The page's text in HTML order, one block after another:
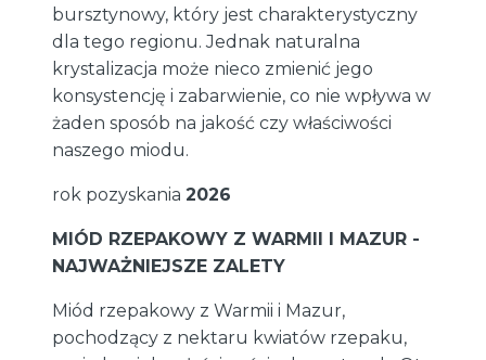
bursztynowy, który jest charakterystyczny
dla tego regionu. Jednak naturalna
krystalizacja może nieco zmienić jego
konsystencję i zabarwienie, co nie wpływa w
żaden sposób na jakość czy właściwości
naszego miodu.
rok pozyskania 2026
MIÓD RZEPAKOWY Z WARMII I MAZUR -
NAJWAŻNIEJSZE ZALETY
Miód rzepakowy z Warmii i Mazur,
pochodzący z nektaru kwiatów rzepaku,